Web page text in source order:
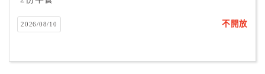
作2026/08/10 不開放